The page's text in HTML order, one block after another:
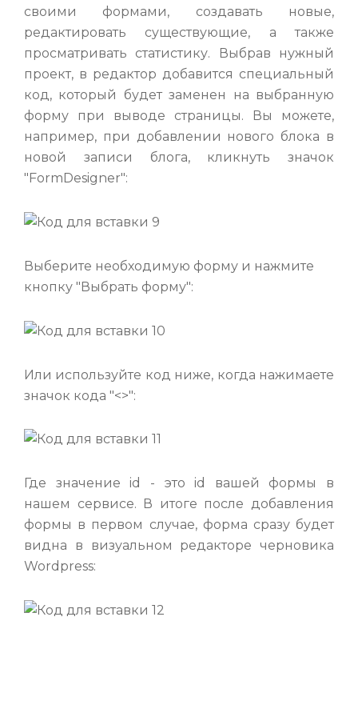
своими формами, создавать новые,
редактировать существующие, а также
просматривать статистику. Выбрав нужный
проект, в редактор добавится специальный
код, который будет заменен на выбранную
форму при выводе страницы. Вы можете,
например, при добавлении нового блока в
новой записи блога, кликнуть значок
"FormDesigner":
Выберите необходимую форму и нажмите
кнопку "Выбрать форму":
Или используйте код ниже, когда нажимаете
значок кода "<>":
Где значение id - это id вашей формы в
нашем сервисе. В итоге после добавления
формы в первом случае, форма сразу будет
видна в визуальном редакторе черновика
Wordpress: